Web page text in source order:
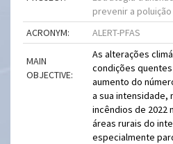
prevenir a poluição
ACRONYM:
ALERT-PFAS
MAIN
OBJECTIVE:
As alterações
condições
aumento do
a sua intensidade,
incêndios de 2022
áreas rurais do
especialmente